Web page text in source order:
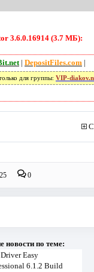
3.6.0.16914 (3.7 МБ):
| DepositFiles.com |
для группы: VIP-
0
новости по теме:
Driver Easy
6.1.2 Build